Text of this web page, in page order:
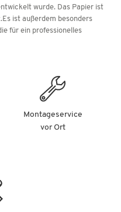
wurde. Das Papier ist
ist außerdem besonders
für ein professionelles
Montageservice
vor Ort